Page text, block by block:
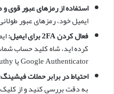
استفاده از رمزهای عبور قوی
ایمیل خود، رمزهای عبور
فعال کردن 2FA برای ایمیل:
Google Authenticator یا Authy) را فعال کنید.
احتیاط در برابر حملات
به دقت بررسی کنید و از